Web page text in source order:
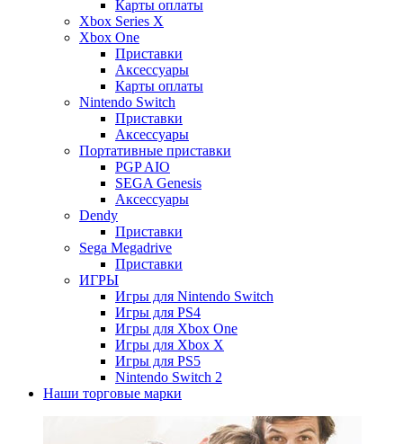
Карты оплаты
Xbox Series X
Xbox One
Приставки
Аксессуары
Карты оплаты
Nintendo Switch
Приставки
Аксессуары
Портативные приставки
PGP AIO
SEGA Genesis
Аксессуары
Dendy
Приставки
Sega Megadrive
Приставки
ИГРЫ
Игры для Nintendo Switch
Игры для PS4
Игры для Xbox One
Игры для Xbox X
Игры для PS5
Nintendo Switch 2
Наши торговые марки